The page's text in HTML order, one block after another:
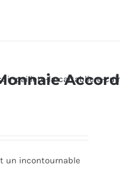
un incontournable